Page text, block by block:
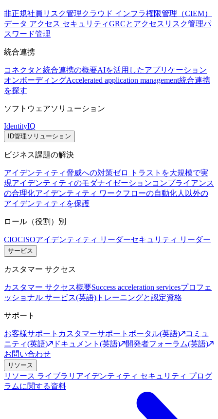
非正規社員リスク管理クラウド インフラ権限管理（CIEM）
データ アクセス セキュリティGRCとアクセスリスク管理パ
スワード管理
統合連携
コネクタと統合連携の概要AIを活用したアプリケーション
オンボーディングAccelerated application management統合連携
を探す
ソフトウェアソリューション
IdentityIQ
ID管理ソリューション
ビジネス課題の解決
アイデンティティ脅威への対策ゼロ トラストを大規模で実
現アイデンティティのモダナイゼーションコンプライアンス
の合理化アイデンティティ ワークフローの自動化人以外の
アイデンティティを保護
ロール（役割）別
CIOCISOアイデンティティ リーダーセキュリティ リーダー
サービス
カスタマー サクセス
カスタマー サクセス概要Success acceleration servicesプロフェ
ッショナル サービス(英語) トレーニングと認定資格
サポート
お客様サポート カスタマーサポートポータル(英語)
コミュ
ニティ(英語)
ドキュメント(英語)
開発者フォーラム(英語)
お問い合わせ
リソース
リソース ライブラリ アイデンティティ セキュリティ プログ
ラムに関する資料